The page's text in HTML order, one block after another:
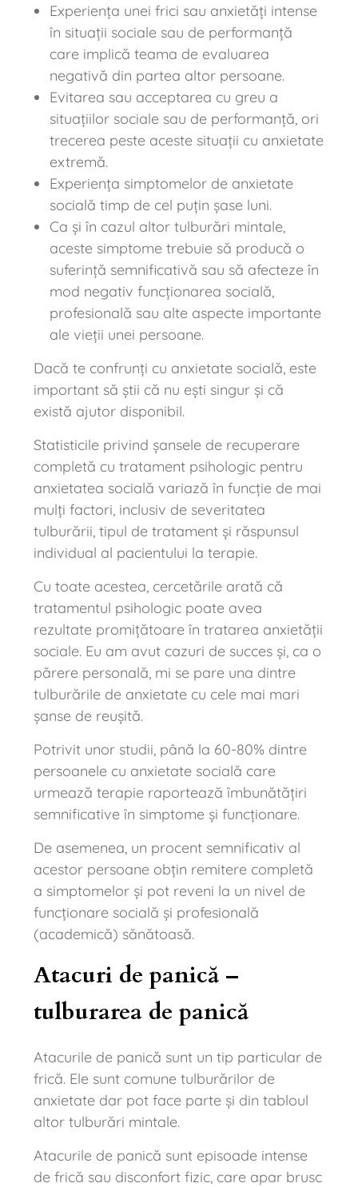
Experiența unei frici sau anxietăți intense
în situații sociale sau de performanță
care implică teama de evaluarea
negativă din partea altor persoane.
Evitarea sau acceptarea cu greu a
situațiilor sociale sau de performanță, ori
trecerea peste aceste situații cu anxietate
extremă.
Experiența simptomelor de anxietate
socială timp de cel puțin șase luni.
Ca și în cazul altor tulburări mintale,
aceste simptome trebuie să producă o
suferință semnificativă sau să afecteze în
mod negativ funcționarea socială,
profesională sau alte aspecte importante
ale vieții unei persoane.
Dacă te confrunți cu anxietate socială, este
important să știi că nu ești singur și că
există ajutor disponibil.
Statisticile privind șansele de recuperare
completă cu tratament psihologic pentru
anxietatea socială variază în funcție de mai
mulți factori, inclusiv de severitatea
tulburării, tipul de tratament și răspunsul
individual al pacientului la terapie.
Cu toate acestea, cercetările arată că
tratamentul psihologic poate avea
rezultate promițătoare în tratarea anxietății
sociale. Eu am avut cazuri de succes și, ca o
părere personală, mi se pare una dintre
tulburările de anxietate cu cele mai mari
șanse de reușită.
Potrivit unor studii, până la 60-80% dintre
persoanele cu anxietate socială care
urmează terapie raportează îmbunătățiri
semnificative în simptome și funcționare.
De asemenea, un procent semnificativ al
acestor persoane obțin remitere completă
a simptomelor și pot reveni la un nivel de
funcționare socială și profesională
(academică) sănătoasă.
Atacuri de panică –
tulburarea de panică
Atacurile de panică sunt un tip particular de
frică. Ele sunt comune tulburărilor de
anxietate dar pot face parte și din tabloul
altor tulburări mintale.
Atacurile de panică sunt episoade intense
de frică sau disconfort fizic, care apar brusc